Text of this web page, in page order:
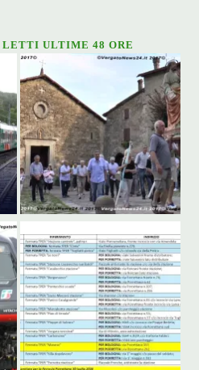
LETTI ULTIME 48 ORE